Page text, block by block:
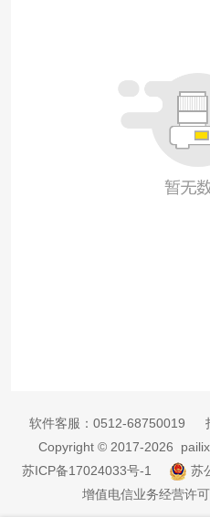
软件客服： 0512-68750019
Copyright © 2017-2026
苏ICP备17024033号-1
苏
增值电信业务经营许